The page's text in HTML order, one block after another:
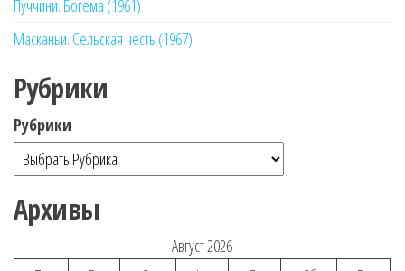
Пуччини. Богема (1961)
Масканьи. Сельская честь (1967)
Рубрики
Рубрики
Архивы
Август 2026